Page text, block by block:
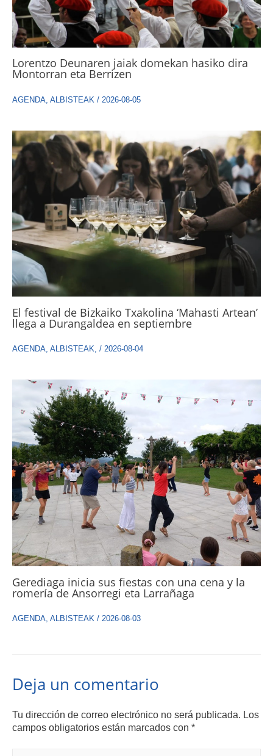
Lorentzo Deunaren jaiak domekan hasiko dira
Montorran eta Berrizen
AGENDA ALBISTEAK / 2026-08-05
El festival de Bizkaiko Txakolina ‘Mahasti Artean’
llega a Durangaldea en septiembre
AGENDA, ALBISTEAK, / 2026-08-04
Gerediaga inicia sus fiestas con una cena y la
romería de Ansorregi eta Larrañaga
AGENDA, ALBISTEAK / 2026-08-03
Deja un comentario
Tu dirección de correo electrónico no será publicada. Los
campos obligatorios están marcados con *